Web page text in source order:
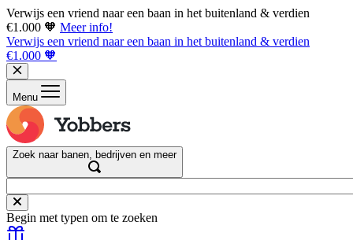
Verwijs een vriend naar een baan in het buitenland & verdien
€1.000 🧡 Meer info!
Verwijs een vriend naar een baan in het buitenland & verdien
€1.000 🧡
Menu
Zoek naar banen, bedrijven en meer
Begin met typen om te zoeken